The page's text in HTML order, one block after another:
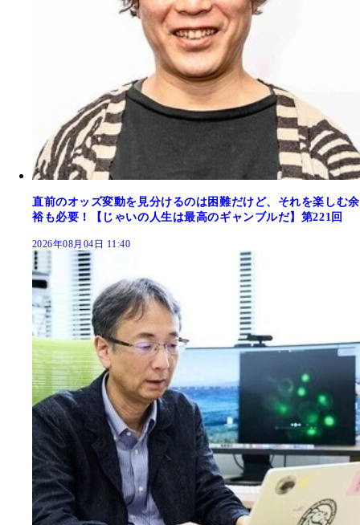
直前のオッズ変動を見分けるのは困難だけど、それを楽しむ余
裕も必要！【じゃいの人生は最高のギャンブルだ】第221回
2026年08月04日 11:40